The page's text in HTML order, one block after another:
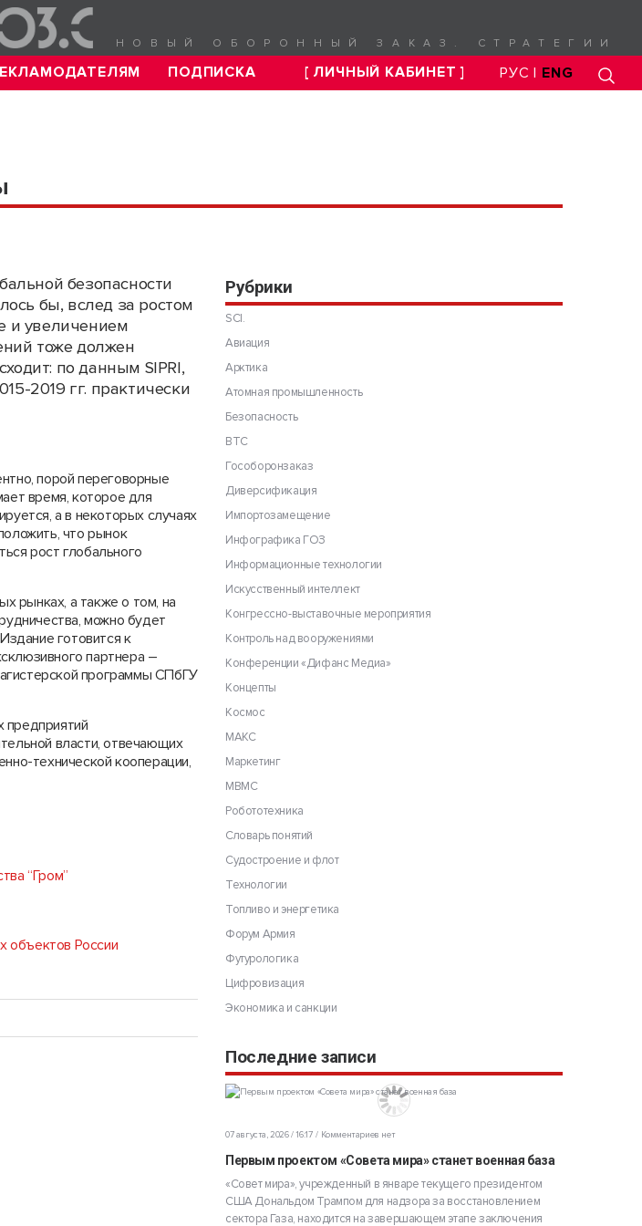
НОВЫЙ ОБОРОННЫЙ ЗАКАЗ. СТРАТЕГИИ
ПОДПИСКА [ ЛИЧНЫЙ КАБИНЕТ ] РУС | ENG
безопасности
бы, вслед за ростом
и увеличением
тоже должен
по данным SIPRI,
2019 гг. практически
порой переговорные
время, которое для
а в некоторых случаях
что рынок
рост глобального
рынках, а также о том, на
можно будет
готовится к
партнера –
программы СПбГУ
предприятий
власти, отвечающих
технической кооперации,
“Гром”
объектов России
Рубрики
SCI.
Авиация
Арктика
Атомная промышленность
Безопасность
ВТС
Гособоронзаказ
Диверсификация
Импортозамещение
Инфографика ГОЗ
Информационные технологии
Искусственный интеллект
Конгрессно-выставочные мероприятия
Контроль над вооружениями
Конференции «Дифанс Медиа»
Концепты
Космос
МАКС
Маркетинг
МВМС
Робототехника
Словарь понятий
Судостроение и флот
Технологии
Топливо и энергетика
Форум Армия
Футурологика
Цифровизация
Экономика и санкции
Последние записи
07 августа, 2026 / 16:17 Комментариев нет
Первым проектом «Совета мира» станет военная база
«Совет мира», учрежденный в январе текущего президентом
США Дональдом Трампом для надзора за восстановлением
сектора Газа, находится на завершающем этапе заключения